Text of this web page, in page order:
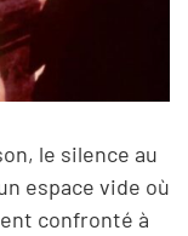
le silence au
espace vide où
confronté à